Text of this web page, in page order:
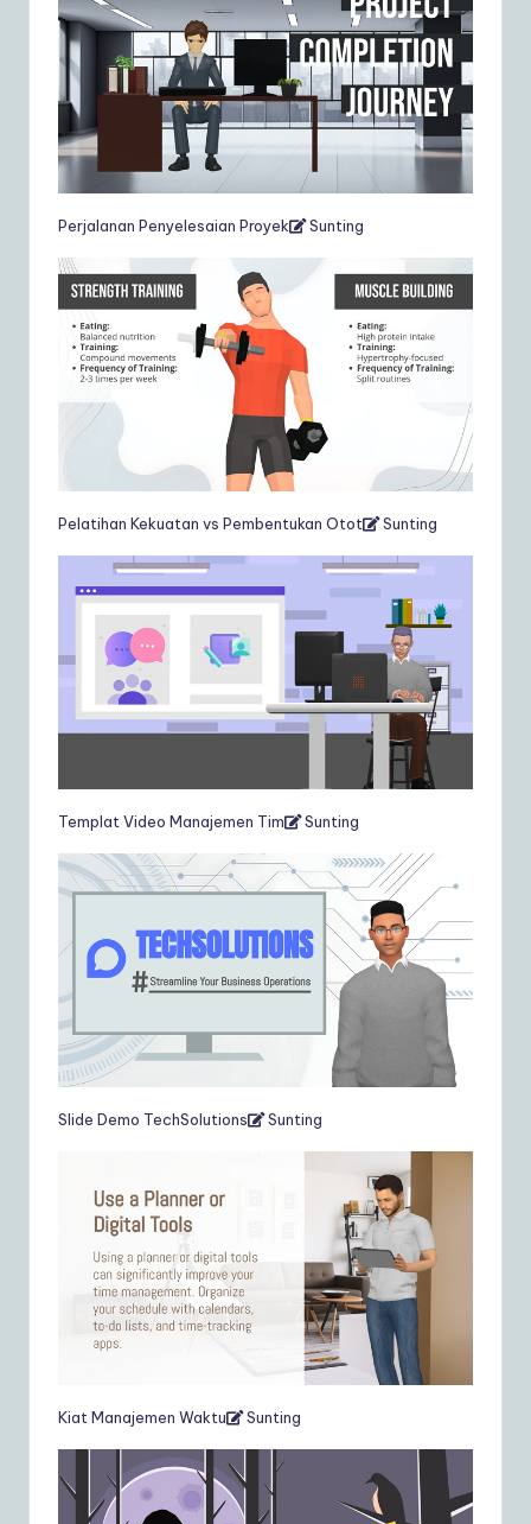
Perjalanan Penyelesaian Proyek Sunting
Pelatihan Kekuatan vs Pembentukan Otot Sunting
Templat Video Manajemen Tim Sunting
Slide Demo TechSolutions Sunting
Kiat Manajemen Waktu Sunting